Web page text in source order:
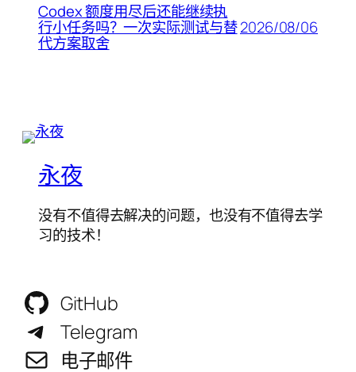
Codex 额度用尽后还能继续执
行小任务吗？一次实际测试与替
代方案取舍
2026/08/06
永夜
没有不值得去解决的问题，也没有不值得去学
习的技术！
GitHub
Telegram
电子邮件